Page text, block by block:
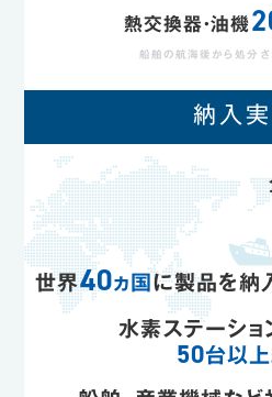
熱交換器・油機
船舶の航海後から処分
納入
世界40ヵ国 に製品を納
水素ステーショ
50台以上